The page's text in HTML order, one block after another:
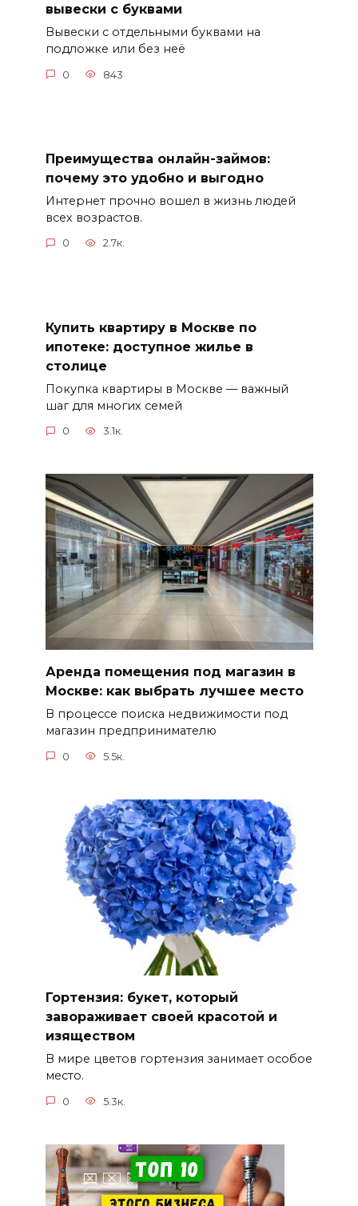
вывески с буквами
Вывески с отдельными буквами на
подложке или без неё
0 843
Преимущества онлайн-займов:
почему это удобно и выгодно
Интернет прочно вошел в жизнь людей
всех возрастов.
0 2.7к.
Купить квартиру в Москве по
ипотеке: доступное жилье в
столице
Покупка квартиры в Москве — важный
шаг для многих семей
0 3.1к.
Аренда помещения под магазин в
Москве: как выбрать лучшее место
В процессе поиска недвижимости под
магазин предпринимателю
0 5.5к.
Гортензия: букет, который
завораживает своей красотой и
изяществом
В мире цветов гортензия занимает особое
место.
0 5.3к.